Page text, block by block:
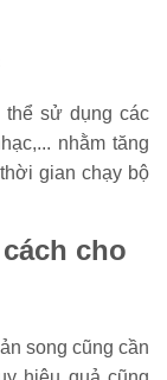
sử dụng các
nhằm tăng
gian chạy bộ
cho
song cũng cần